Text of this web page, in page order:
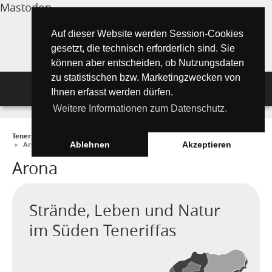
Auf dieser Website werden Session-Cookies
gesetzt, die technisch erforderlich sind. Sie
können aber entscheiden, ob Nutzungsdaten
zu statistischen bzw. Marketingzwecken von
Ihnen erfasst werden dürfen.
Weitere Informationen zum Datenschutz.
Ablehnen Akzeptieren
Mastodon
Navigation
Aktuelle Artikel ►
Umwelt & Natur
Geschichte & Geschichten
Tipps für Urlauber
Santa Cruz de Tenerife
Playa de las Teresitas
Wandern auf Teneriffa
Orte und Regionen
Teneriffa
Teneriffa Inselmagazin ONLINE
► Arona
Arona
Strände, Leben und Natur
im Süden Teneriffas